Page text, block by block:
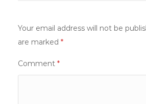
Your email address will not be
are marked *
Comment *